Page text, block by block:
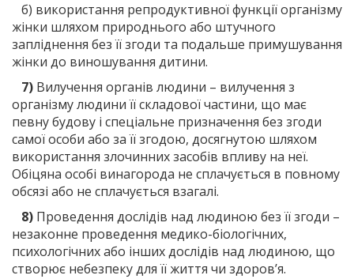
б) використання репродуктивної функції організму
жінки шляхом природнього або штучного
запліднення без її згоди та подальше примушування
жінки до виношування дитини.
7) Вилучення органів людини – вилучення з
організму людини її складової частини, що має
певну будову і спеціальне призначення без згоди
самої особи або за її згодою, досягнутою шляхом
використання злочинних засобів впливу на неї.
Обіцяна особі винагорода не сплачується в повному
обсязі або не сплачується взагалі.
8) Проведення дослідів над людиною без її згоди –
незаконне проведення медико-біологічних,
психологічних або інших дослідів над людиною, що
створює небезпеку для її життя чи здоров’я.